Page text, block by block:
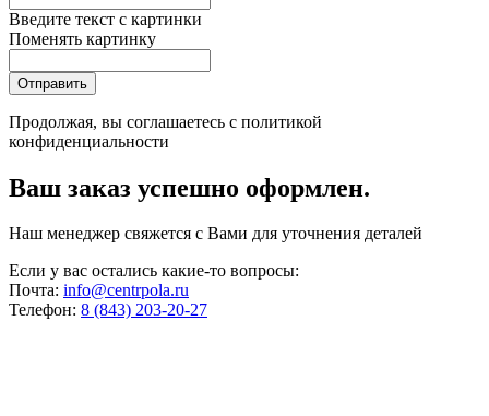
Введите текст с картинки
Поменять картинку
Отправить
Продолжая, вы соглашаетесь с политикой
конфиденциальности
Ваш заказ успешно оформлен.
Наш менеджер свяжется с Вами для уточнения деталей
Если у вас остались какие-то вопросы:
Почта: info@centrpola.ru
Телефон: 8 (843) 203-20-27